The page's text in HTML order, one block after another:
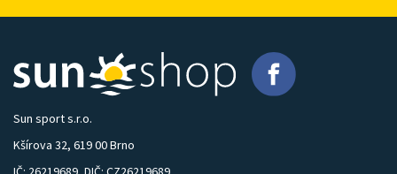
Sun sport s.r.o.
Kšírova 32, 619 00 Brno